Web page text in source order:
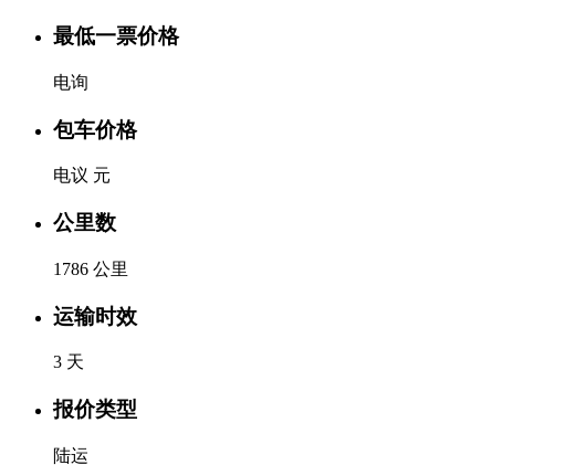
最低一票价格
电询
包车价格
电议 元
公里数
1786 公里
运输时效
3 天
报价类型
陆运